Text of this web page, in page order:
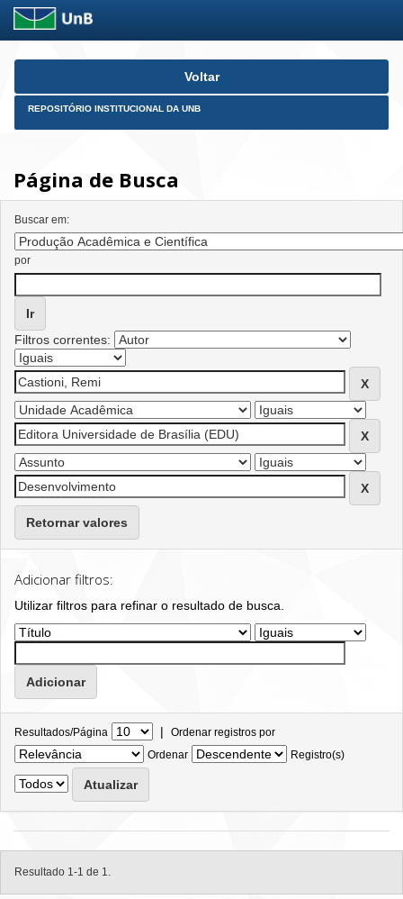
Skip
Voltar
REPOSITÓRIO INSTITUCIONAL DA UNB
Página de Busca
Buscar em:
por
Filtros correntes:
Retornar valores
Adicionar filtros:
Utilizar filtros para refinar o resultado de busca.
Resultados/Página | Ordenar registros por
Ordenar
Registro(s)
Resultado 1-1 de 1.